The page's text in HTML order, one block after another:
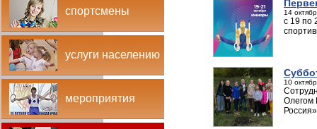
спортсмены
услуги населению
мероприятия
14
с 19 по
10
Олегом